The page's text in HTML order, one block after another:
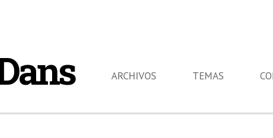
ARCHIVOS TEMAS